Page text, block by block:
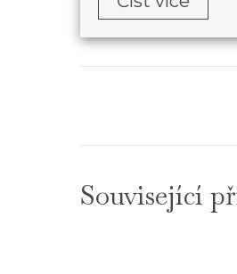
příspěvek
Související